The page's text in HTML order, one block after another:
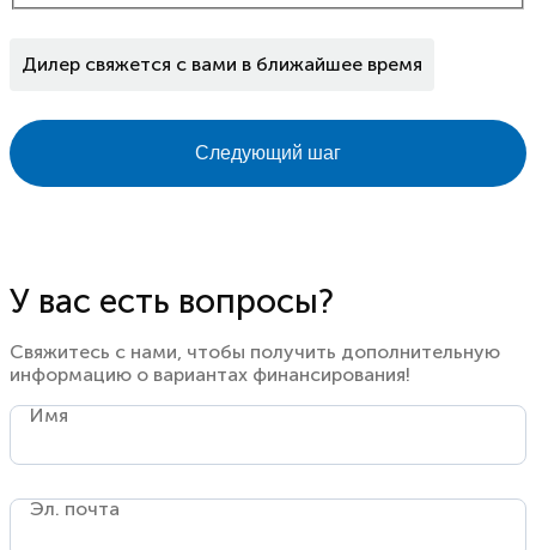
Дилер свяжется с вами в ближайшее время
Следующий шаг
У вас есть вопросы?
Свяжитесь с нами, чтобы получить дополнительную
информацию о вариантах финансирования!
Имя
Эл. почта